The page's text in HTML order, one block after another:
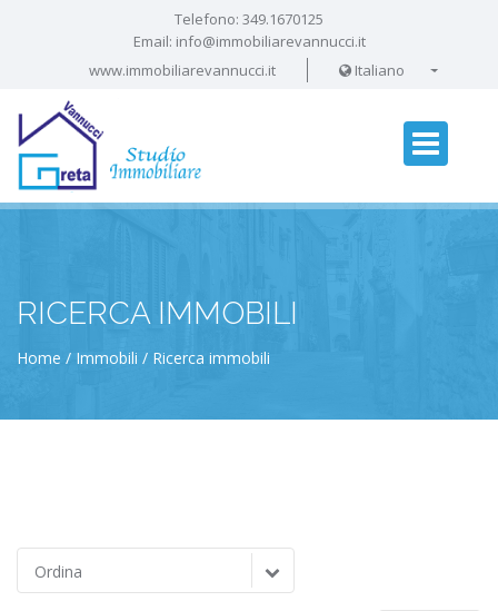
Telefono: 349.1670125
Email: info@immobiliarevannucci.it
www.immobiliarevannucci.it
Italiano
RICERCA IMMOBILI
Home Immobili Ricerca immobili
Ordina